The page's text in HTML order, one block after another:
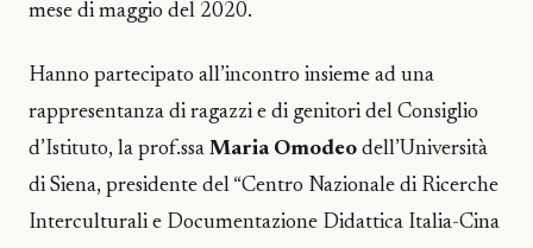
mese di maggio del 2020.
Hanno partecipato all’incontro insieme ad una
rappresentanza di ragazzi e di genitori del Consiglio
d’Istituto, la prof.ssa Maria Omodeo dell’Università
di Siena, presidente del “Centro Nazionale di Ricerche
Interculturali e Documentazione Didattica Italia-Cina